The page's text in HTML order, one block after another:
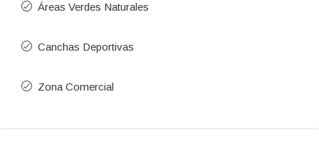
Áreas Verdes Naturales
Canchas Deportivas
Zona Comercial